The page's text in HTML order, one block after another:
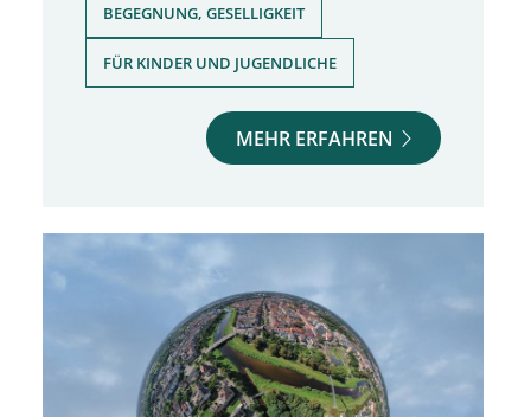
BEGEGNUNG, GESELLIGKEIT
FÜR KINDER UND JUGENDLICHE
MEHR ERFAHREN